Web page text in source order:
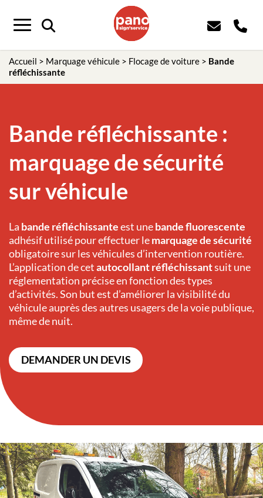
Menu
Accueil > Marquage véhicule > Flocage de voiture > Bande
réfléchissante
Bande réfléchissante :
marquage de sécurité
sur véhicule
La bande réfléchissanteest unebande fluorescente
adhésif utilisé pour effectuer lemarquage de sécurité
obligatoire sur les véhicules d’intervention routière.
L’application de cetautocollant réfléchissantsuit une
réglementation précise en fonction des types
d’activités. Son but est d’améliorer la visibilité du
véhicule auprès des autres usagers de la voie publique,
même de nuit.
DEMANDER UN DEVIS
Panneau de gestion des cookies